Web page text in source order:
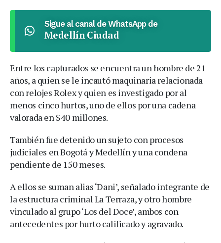
Sigue al canal de WhatsApp de
Medellín Ciudad
Entre los capturados se encuentra un hombre de 21
años, a quien se le incautó maquinaria relacionada
con relojes Rolex y quien es investigado por al
menos cinco hurtos, uno de ellos por una cadena
valorada en $40 millones.
También fue detenido un sujeto con procesos
judiciales en Bogotá y Medellín y una condena
pendiente de 150 meses.
A ellos se suman alias ‘Dani’, señalado integrante de
la estructura criminal La Terraza, y otro hombre
vinculado al grupo ‘Los del Doce’, ambos con
antecedentes por hurto calificado y agravado.